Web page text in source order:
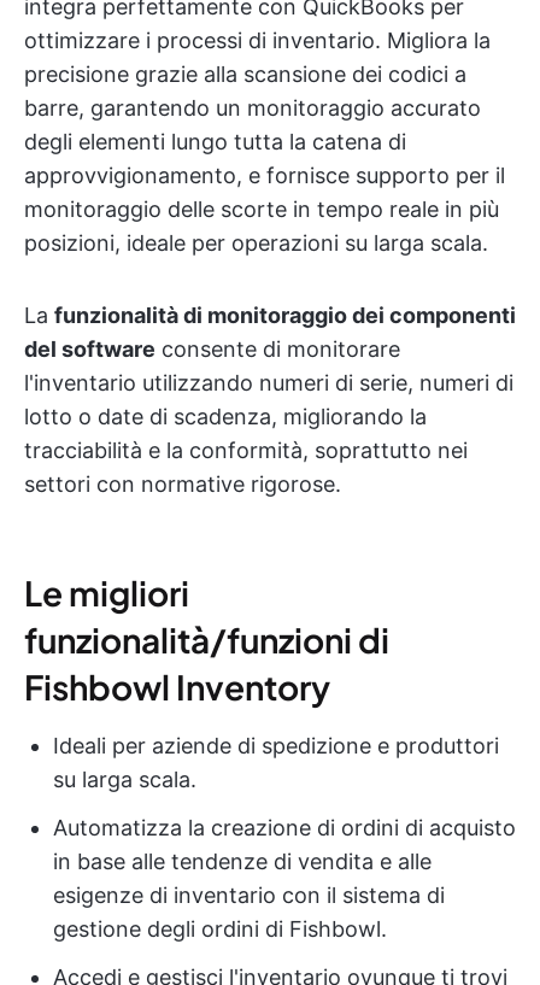
integra perfettamente con QuickBooks per
ottimizzare i processi di inventario. Migliora la
precisione grazie alla scansione dei codici a
barre, garantendo un monitoraggio accurato
degli elementi lungo tutta la catena di
approvvigionamento, e fornisce supporto per il
monitoraggio delle scorte in tempo reale in più
posizioni, ideale per operazioni su larga scala.
La funzionalità di monitoraggio dei componenti
del software consente di monitorare
l'inventario utilizzando numeri di serie, numeri di
lotto o date di scadenza, migliorando la
tracciabilità e la conformità, soprattutto nei
settori con normative rigorose.
Le migliori
funzionalità/funzioni di
Fishbowl Inventory
Ideali per aziende di spedizione e produttori
su larga scala.
Automatizza la creazione di ordini di acquisto
in base alle tendenze di vendita e alle
esigenze di inventario con il sistema di
gestione degli ordini di Fishbowl.
Accedi e gestisci l'inventario ovunque ti trovi